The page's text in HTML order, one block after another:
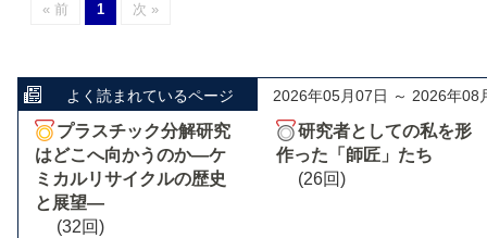
« 前 1 次 »
よく読まれているページ 2026年05月07日 ～ 2026年08
プラスチック分解研究
はどこへ向かうのか―ケ
ミカルリサイクルの歴史
と展望―
(32回)
研究者としての私を形
作った「師匠」たち
(26回)